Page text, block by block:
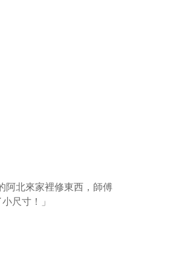
阿北來家裡修東西，師傅
尺寸！」